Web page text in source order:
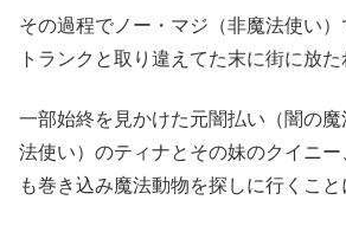
その過程でノー・マジ（非魔法使い
トランクと取り違えてた末に街に放た
一部始終を見かけた元闇払い（闇の
法使い）のティナとその妹のクイニ
も巻き込み魔法動物を探しに行くこと